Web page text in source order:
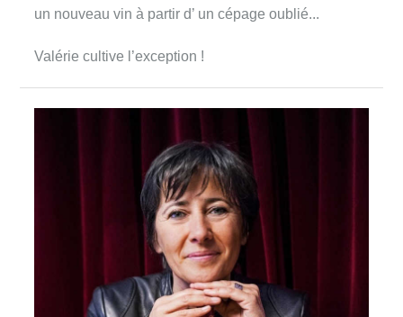
un nouveau vin à partir d’ un cépage oublié...
Valérie cultive l’exception !